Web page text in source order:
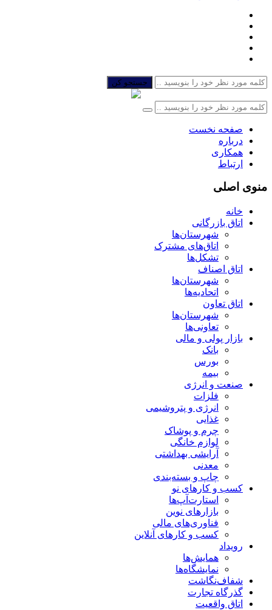
جستجو کن
صفحه نخست
درباره
همکاری
ارتباط
منوی اصلی
خانه
اتاق بازرگانی
شهرستان‌ها
اتاق‌های مشترک
تشکل‌ها
اتاق اصناف
شهرستان‌ها
اتحادیه‌ها
اتاق تعاون
شهرستان‌ها
تعاونی‌ها
بازار پولی و مالی
بانک
بورس
بیمه
صنعت و انرژی
فلزات
انرژی و پتروشیمی
غذایی
چرم و پوشاک
لوازم خانگی
آرایشی بهداشتی
معدنی
چاپ و بسته‌بندی
کسب و کارهای نو
استارت‌آپ‌ها
بازارهای نوین
فناوری‌های مالی
کسب و کارهای آنلاین
رویداد
همایش‌ها
نمایشگاه‌ها
شفاف‌نگاشت
گذرگاه تجارت
اتاق واقعیت